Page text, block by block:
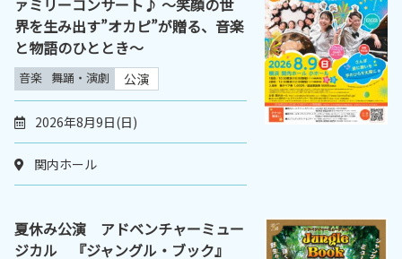
界を生み出す”オカピ”が贈る、音楽
と物語のひととき～
音楽 舞踊・演劇 公演
2026年8月9日(日)
関内ホール
夏休み公演 アドベンチャーミュー
ジカル 『ジャングル・ブック』